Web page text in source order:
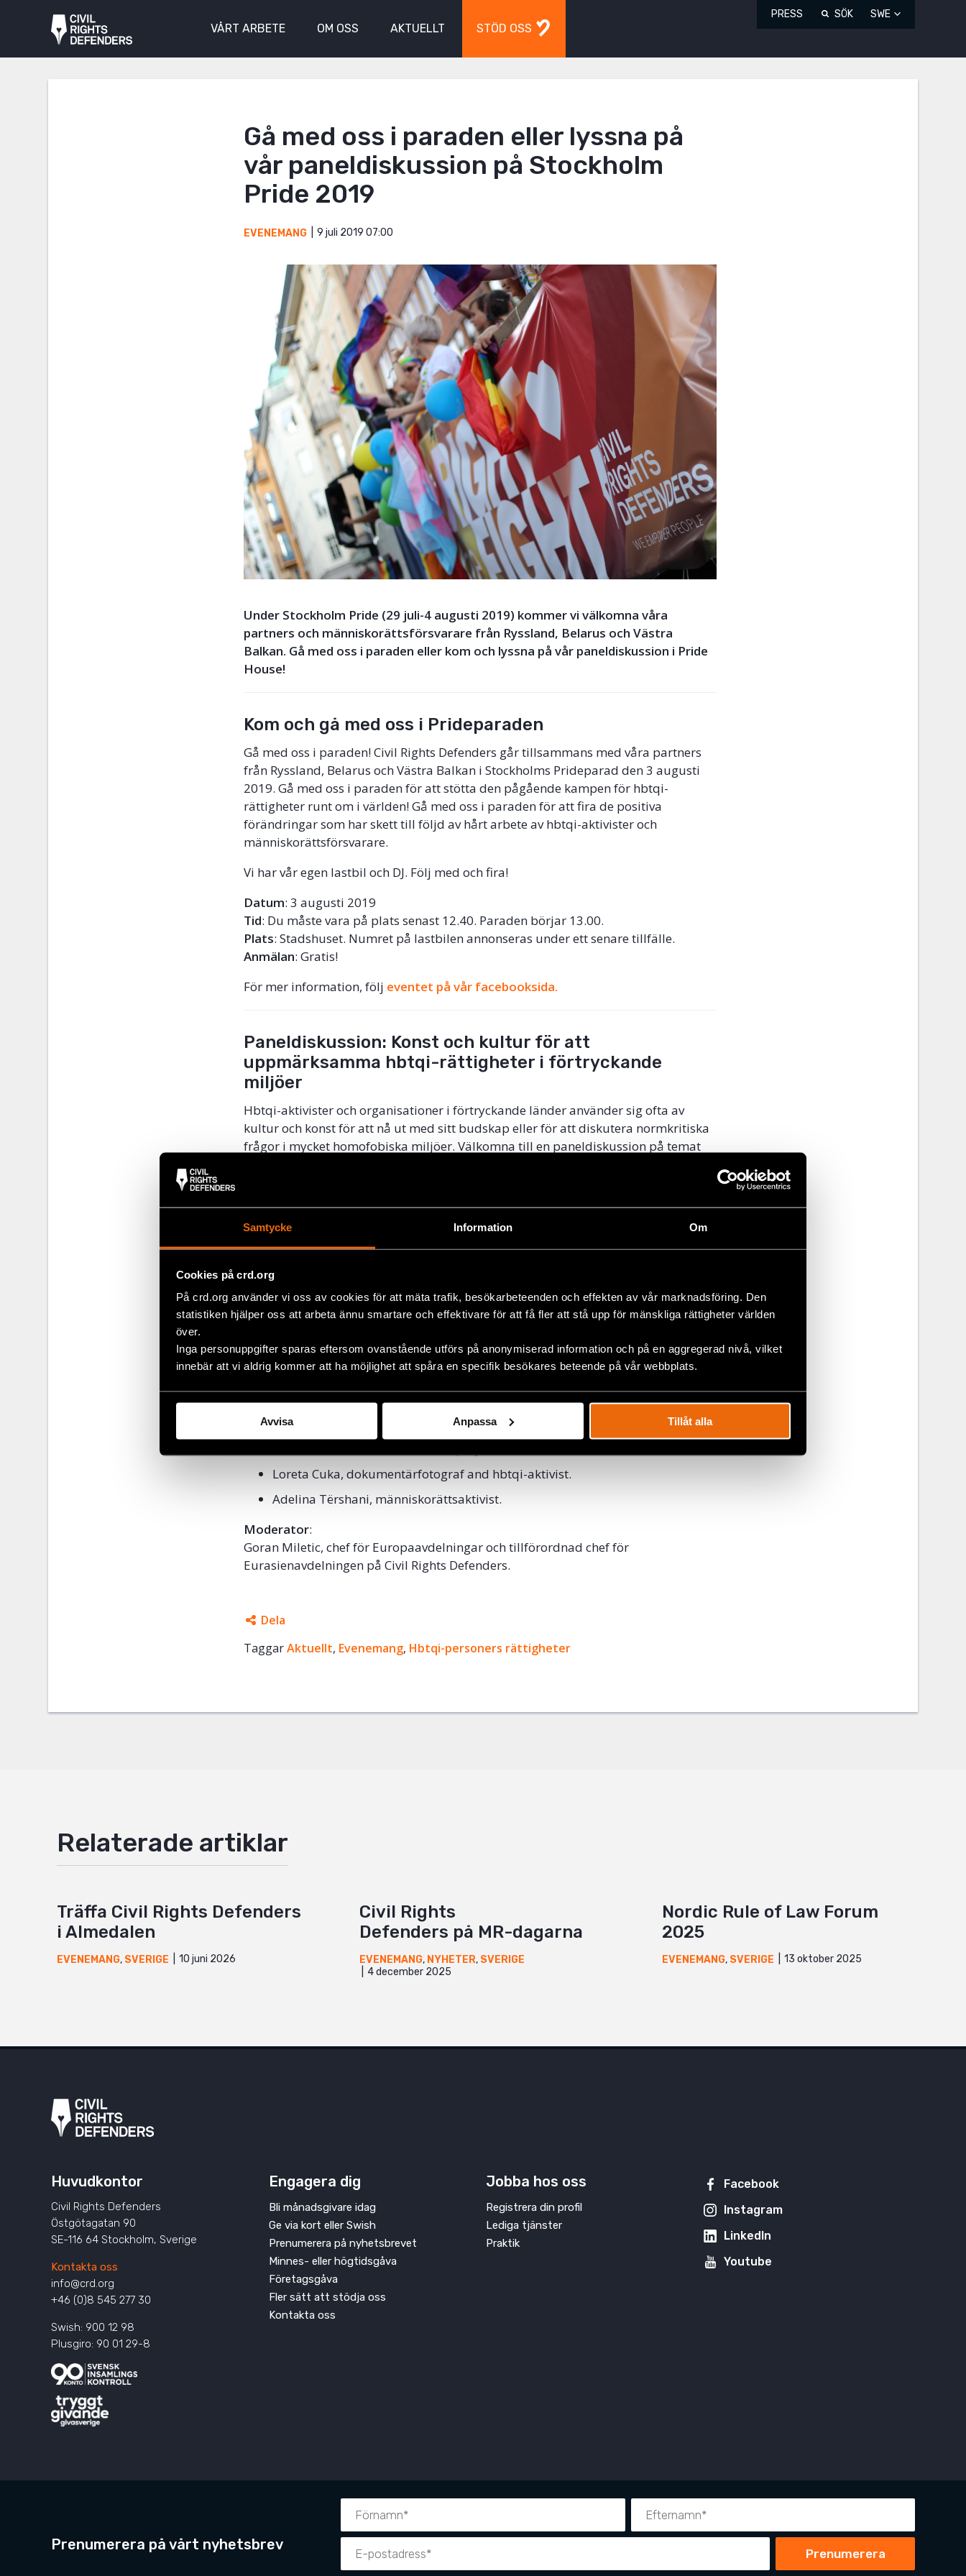
Samtycke Information Om
Cookies på crd.org
På crd.org använder vi oss av cookies för att mäta trafik, besökarbeteenden och effekten av vår marknadsföring. Den
statistiken hjälper oss att arbeta ännu smartare och effektivare för att få fler att stå upp för mänskliga rättigheter världen
över.
Inga personuppgifter sparas eftersom ovanstående utförs på anonymiserad information och på en aggregerad nivå, vilket
innebär att vi aldrig kommer att ha möjlighet att spåra en specifik besökares beteende på vår webbplats.
Avvisa Anpassa Tillåt alla
VÅRT ARBETE OM OSS AKTUELLT STÖD OSS
PRESS SÖK SWE
Gå med oss i paraden eller lyssna på
vår paneldiskussion på Stockholm
Pride 2019
EVENEMANG 9 juli 2019 07:00
Under Stockholm Pride (29 juli-4 augusti 2019) kommer vi välkomna våra
partners och människorättsförsvarare från Ryssland, Belarus och Västra
Balkan. Gå med oss i paraden eller kom och lyssna på vår paneldiskussion i Pride
House!
Kom och gå med oss i Prideparaden
Gå med oss i paraden! Civil Rights Defenders går tillsammans med våra partners
från Ryssland, Belarus och Västra Balkan i Stockholms Prideparad den 3 augusti
2019. Gå med oss i paraden för att stötta den pågående kampen för hbtqi-
rättigheter runt om i världen! Gå med oss i paraden för att fira de positiva
förändringar som har skett till följd av hårt arbete av hbtqi-aktivister och
människorättsförsvarare.
Vi har vår egen lastbil och DJ. Följ med och fira!
Datum: 3 augusti 2019
Tid: Du måste vara på plats senast 12.40. Paraden börjar 13.00.
Plats: Stadshuset. Numret på lastbilen annonseras under ett senare tillfälle.
Anmälan: Gratis!
För mer information, följ eventet på vår facebooksida.
Paneldiskussion: Konst och kultur för att
uppmärksamma hbtqi-rättigheter i förtryckande
miljöer
Hbtqi-aktivister och organisationer i förtryckande länder använder sig ofta av
kultur och konst för att nå ut med sitt budskap eller för att diskutera normkritiska
frågor i mycket homofobiska miljöer. Välkomna till en paneldiskussion på temat
Datum: 1 augusti 2019, kl. 13.30-15.00
Plats:Pride House, Clarion Hotel Stockholm,Ringvägen 98
Språk: Engelska
Eventbrite.
Paneldeltagare:
En representant från gruppen Coming Out – som står bakom den
internationella konstfestivalen Queerfest.
Lena Gavrilova, volontär vid kulturfestivalen Open Art som anordnats av
Moscow Community Center.
Dasha Romanovich, hbtqi-aktivist och medlem av MAKEOUT project samt
Loreta Cuka, dokumentärfotograf and hbtqi-aktivist.
Adelina Tërshani, människorättsaktivist.
Moderator:
Goran Miletic, chef för Europaavdelningar och tillförordnad chef för
Eurasienavdelningen på Civil Rights Defenders.
Dela
Facebook
Taggar Aktuellt, Evenemang, Hbtqi-personers rättigheter
Relaterade artiklar
Träffa Civil Rights Defenders
i Almedalen
EVENEMANG, SVERIGE 10 juni 2026
Civil Rights
Defenders på MR-dagarna
EVENEMANG, NYHETER, SVERIGE
4 december 2025
Nordic Rule of Law Forum
2025
EVENEMANG, SVERIGE 13 oktober 2025
Huvudkontor
Civil Rights Defenders
Östgötagatan 90
SE-116 64 Stockholm, Sverige
Kontakta oss
info@crd.org
+46 (0)8 545 277 30
Swish: 900 12 98
Plusgiro: 90 01 29-8
Engagera dig
Bli månadsgivare idag
Ge via kort eller Swish
Prenumerera på nyhetsbrevet
Minnes- eller högtidsgåva
Företagsgåva
Fler sätt att stödja oss
Kontakta oss
Jobba hos oss
Registrera din profil
Lediga tjänster
Praktik
Facebook
Instagram
LinkedIn
Youtube
Prenumerera på vårt nyhetsbrev